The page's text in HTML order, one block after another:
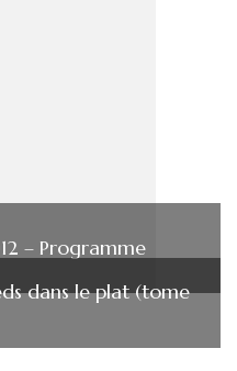
– Programme
dans le plat (tome